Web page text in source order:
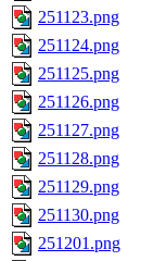
251123.png
251124.png
251125.png
251126.png
251127.png
251128.png
251129.png
251130.png
251201.png